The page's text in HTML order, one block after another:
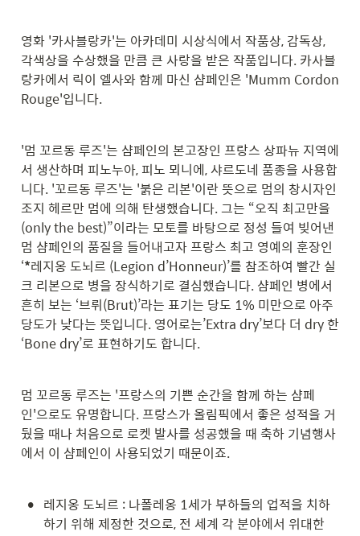
영화 '카사블랑카'는 아카데미 시상식에서 작품상, 감독상,
각색상을 수상했을 만큼 큰 사랑을 받은 작품입니다. 카사블
랑카에서 릭이 엘사와 함께 마신 샴페인은 'Mumm Cordon
Rouge'입니다.
'멈 꼬르동 루즈'는 샴페인의 본고장인 프랑스 상파뉴 지역에
서 생산하며 피노누아, 피노 뫼니에, 샤르도네 품종을 사용합
니다. '꼬르동 루즈'는 '붉은 리본'이란 뜻으로 멈의 창시자인
조지 헤르만 멈에 의해 탄생했습니다. 그는 “오직 최고만을
(only the best)”이라는 모토를 바탕으로 정성 들여 빚어낸
멈 샴페인의 품질을 들어내고자 프랑스 최고 영예의 훈장인
‘*레지옹 도뇌르 (Legion d’Honneur)’를 참조하여 빨간 실
크 리본으로 병을 장식하기로 결심했습니다. 샴페인 병에서
흔히 보는 ‘브뤼(Brut)’라는 표기는 당도 1% 미만으로 아주
당도가 낮다는 뜻입니다. 영어로는’Extra dry’보다 더 dry 한
‘Bone dry’로 표현하기도 합니다.
멈 꼬르동 루즈는 '프랑스의 기쁜 순간을 함께 하는 샴페
인'으로도 유명합니다. 프랑스가 올림픽에서 좋은 성적을 거
뒀을 때나 처음으로 로켓 발사를 성공했을 때 축하 기념행사
에서 이 샴페인이 사용되었기 때문이죠.
• 레지옹 도뇌르 : 나폴레옹 1세가 부하들의 업적을 치하
하기 위해 제정한 것으로, 전 세계 각 분야에서 위대한